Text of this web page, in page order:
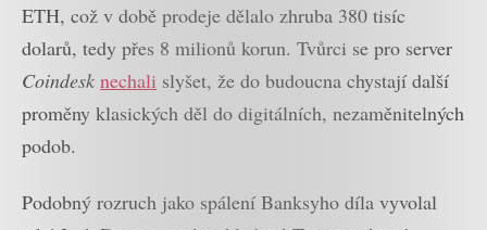
ETH, což v době prodeje dělalo zhruba 380 tisíc
dolarů, tedy přes 8 milionů korun. Tvůrci se pro server
Coindesk nechali slyšet, že do budoucna chystají další
proměny klasických děl do digitálních, nezaměnitelných
podob.
Podobný rozruch jako spálení Banksyho díla vyvolal